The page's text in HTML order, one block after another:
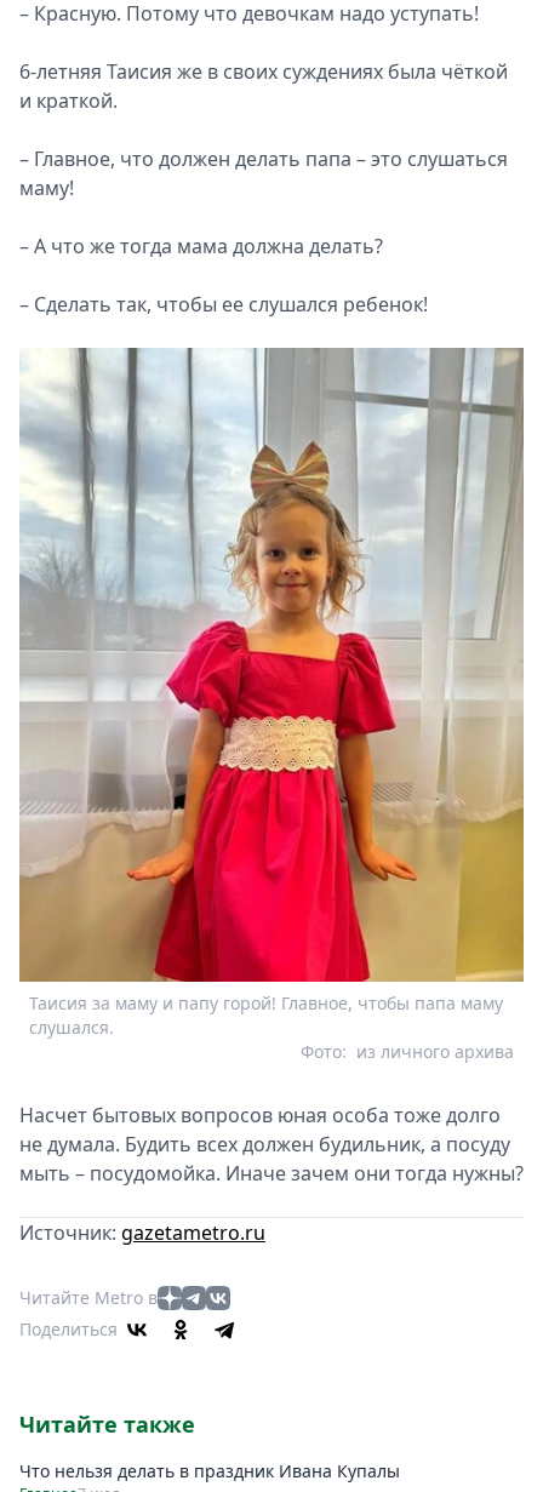
– Красную. Потому что девочкам надо уступать!
6-летняя Таисия же в своих суждениях была чёткой
и краткой.
– Главное, что должен делать папа – это слушаться
маму!
– А что же тогда мама должна делать?
– Сделать так, чтобы ее слушался ребенок!
Таисия за маму и папу горой! Главное, чтобы папа маму
слушался.
из личного архива
Фото:
Насчет бытовых вопросов юная особа тоже долго
не думала. Будить всех должен будильник, а посуду
мыть – посудомойка. Иначе зачем они тогда нужны?
Источник: gazetametro.ru
Читайте Metro в
Поделиться
Читайте также
Что нельзя делать в праздник Ивана Купалы